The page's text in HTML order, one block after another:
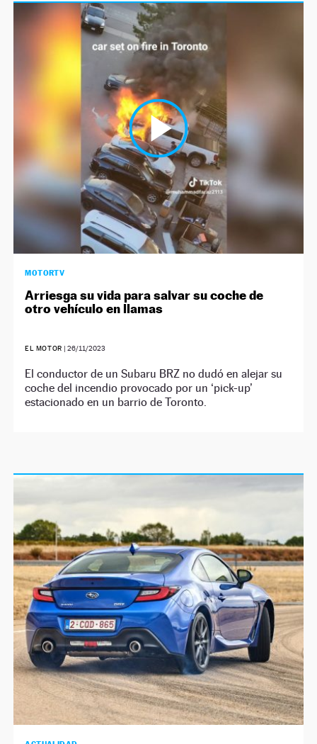
MOTORTV
Arriesga su vida para salvar su coche de
otro vehículo en llamas
EL MOTOR | 26/11/2023
El conductor de un Subaru BRZ no dudó en alejar su
coche del incendio provocado por un ‘pick-up’
estacionado en un barrio de Toronto.